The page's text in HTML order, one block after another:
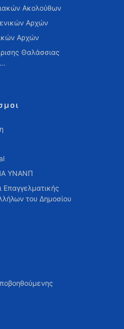
Ακολούθων
Αρχών
Αρχών
Θαλάσσιας
ΥΝΑΝΠ
Επαγγελματικής
του Δημοσίου